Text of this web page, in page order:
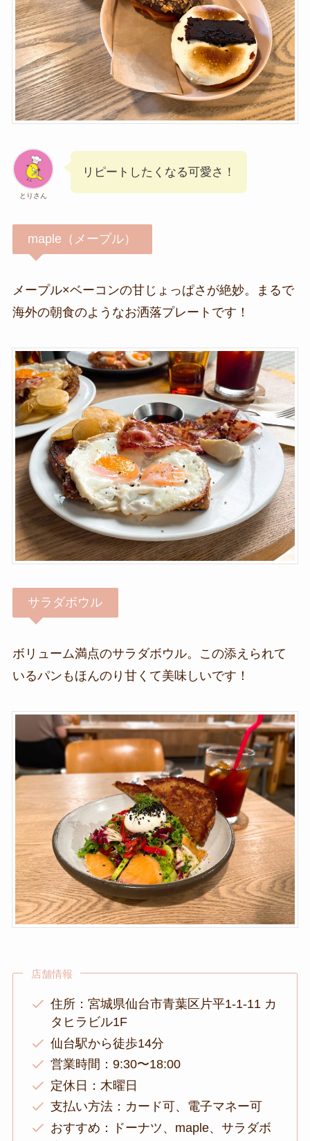
とりさん
リピートしたくなる可愛さ！
maple（メープル）
メープル×ベーコンの甘じょっぱさが絶妙。まるで
海外の朝食のようなお洒落プレートです！
サラダボウル
ボリューム満点のサラダボウル。この添えられて
いるパンもほんのり甘くて美味しいです！
店舗情報
住所：宮城県仙台市青葉区片平1-1-11 カ
タヒラビル1F
仙台駅から徒歩14分
営業時間：9:30〜18:00
定休日：木曜日
支払い方法：カード可、電子マネー可
おすすめ：ドーナツ、maple、サラダボ